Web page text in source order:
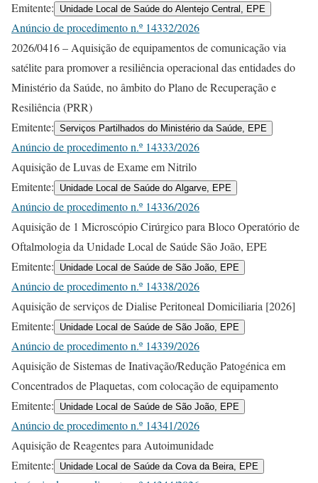
Emitente: Unidade Local de Saúde do Alentejo Central, EPE
Anúncio de procedimento n.º 14332/2026
2026/0416 – Aquisição de equipamentos de comunicação via
satélite para promover a resiliência operacional das entidades do
Ministério da Saúde, no âmbito do Plano de Recuperação e
Resiliência (PRR)
Emitente: Serviços Partilhados do Ministério da Saúde, EPE
Anúncio de procedimento n.º 14333/2026
Aquisição de Luvas de Exame em Nitrilo
Emitente:
Unidade Local de Saúde do Algarve, EPE
Anúncio de procedimento n.º 14336/2026
Aquisição de 1 Microscópio Cirúrgico para Bloco Operatório de
Oftalmologia da Unidade Local de Saúde São João, EPE
Emitente:
Unidade Local de Saúde de São João, EPE
Anúncio de procedimento n.º 14338/2026
Aquisição de serviços de Dialise Peritoneal Domiciliaria [2026]
Emitente:
Unidade Local de Saúde de São João, EPE
Anúncio de procedimento n.º 14339/2026
Aquisição de Sistemas de Inativação/Redução Patogénica em
Concentrados de Plaquetas, com colocação de equipamento
Emitente:
Unidade Local de Saúde de São João, EPE
Anúncio de procedimento n.º 14341/2026
Aquisição de Reagentes para Autoimunidade
Emitente:
Unidade Local de Saúde da Cova da Beira, EPE